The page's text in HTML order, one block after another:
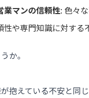
マンの信頼性: 色々
性や専門知識に対する
か。
抱えている不安と同